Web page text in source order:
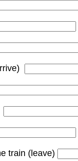
train (leave)